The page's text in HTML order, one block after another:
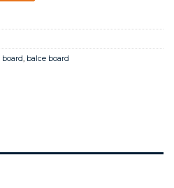
board, balce board